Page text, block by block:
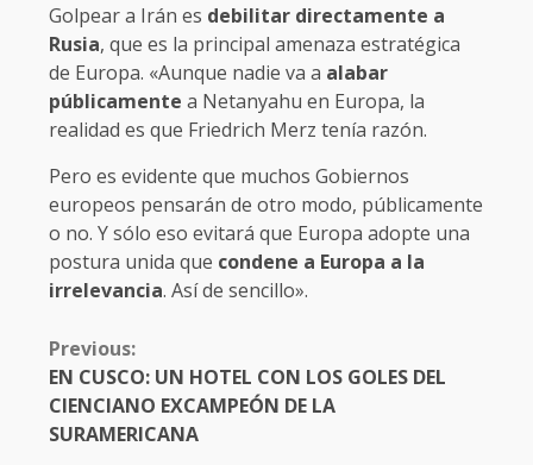
Golpear a Irán es debilitar directamente a
Rusia, que es la principal amenaza estratégica
de Europa. «Aunque nadie va a alabar
públicamente a Netanyahu en Europa, la
realidad es que Friedrich Merz tenía razón.
Pero es evidente que muchos Gobiernos
europeos pensarán de otro modo, públicamente
o no. Y sólo eso evitará que Europa adopte una
postura unida que condene a Europa a la
irrelevancia. Así de sencillo».
CONTINUE
READING
Previous:
EN CUSCO: UN HOTEL CON LOS GOLES DEL
CIENCIANO EXCAMPEÓN DE LA
SURAMERICANA